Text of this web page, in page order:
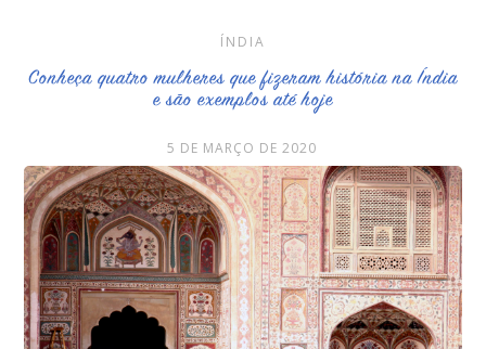
ÍNDIA
Conheça quatro mulheres que fizeram história na Índia
e são exemplos até hoje
5 DE MARÇO DE 2020